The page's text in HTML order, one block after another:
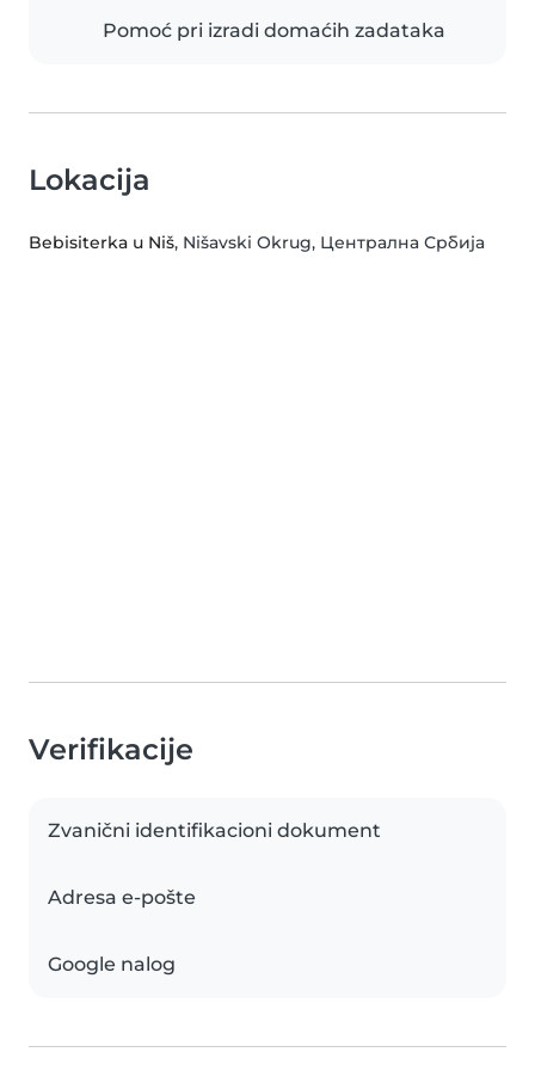
Pomoć pri izradi domaćih zadataka
Lokacija
Bebisiterka u Niš, Nišavski Okrug, Централна Србија
Verifikacije
Zvanični identifikacioni dokument
Adresa e-pošte
Google nalog